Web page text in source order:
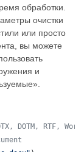
обработки.
очистки
или просто
вы можете
и
DOTM, RTF,